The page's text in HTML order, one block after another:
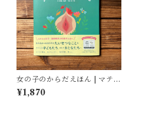
女の子のからだえほん | マティ
ルド・ボディ(著/文 | イラス
ト), ティフェーヌ・ディユー
¥1,870